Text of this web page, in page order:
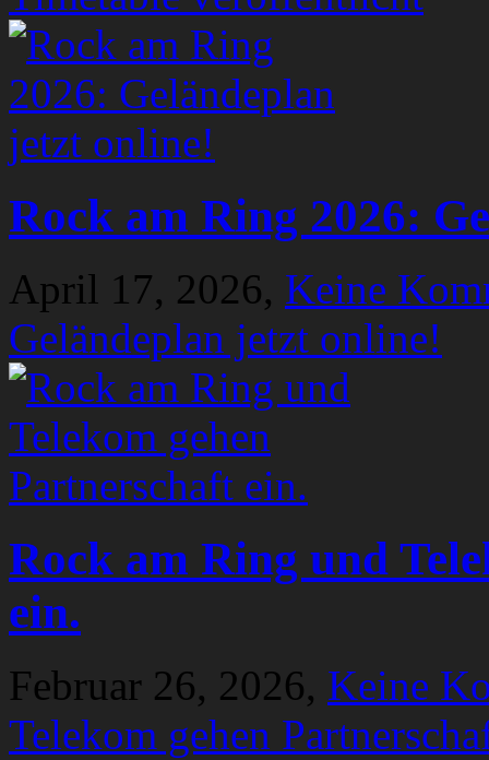
Rock am Ring 2026:
April 17, 2026, Keine
Geländeplan jetzt online!
Rock am Ring und
ein.
Februar 26, 2026, Keine
Telekom gehen